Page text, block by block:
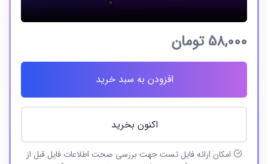
58,000تومان
افزودن به سبد خرید
اکنون بخرید
امکان ارائه فایل تست جهت بررسی صحت اطلاعات فایل قبل از